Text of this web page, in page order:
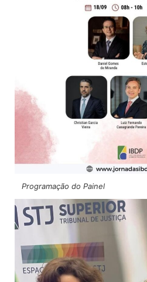
Programação do Painel